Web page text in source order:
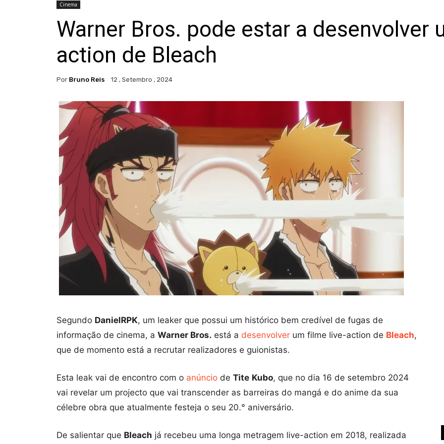
Cinema
Warner Bros. pode estar a desenvolver
action de Bleach
Por Bruno Reis 12 , Setembro , 2024
Segundo DanielRPK, um leaker que possui um histórico bem credível de fugas de
informação de cinema, a Warner Bros. está a desenvolver um filme live-action de Bleach,
que de momento está a recrutar realizadores e guionistas.
Esta leak vai de encontro com o anúncio de Tite Kubo, que no dia 16 de setembro 2024
vai revelar um projecto que vai transcender as barreiras do mangá e do anime da sua
célebre obra que atualmente festeja o seu 20.° aniversário.
De salientar que Bleach já recebeu uma longa metragem live-action em 2018, realizada